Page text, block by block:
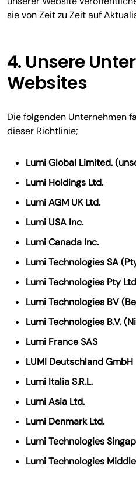
sie von Zeit zu Zeit auf
4. Unsere
Websites
Die folgenden Unternehmen
dieser Richtlinie;
Lumi Global Limited.
Lumi Holdings Ltd.
Lumi AGM UK Ltd.
Lumi USA Inc.
Lumi Canada Inc.
Lumi Technologies SA
Lumi Technologies Pty
Lumi Technologies BV
Lumi Technologies B.V.
Lumi France SAS
LUMI Deutschland GmbH
Lumi Italia S.R.L.
Lumi Asia Ltd.
Lumi Denmark Ltd.
Lumi Technologies
Lumi Technologies